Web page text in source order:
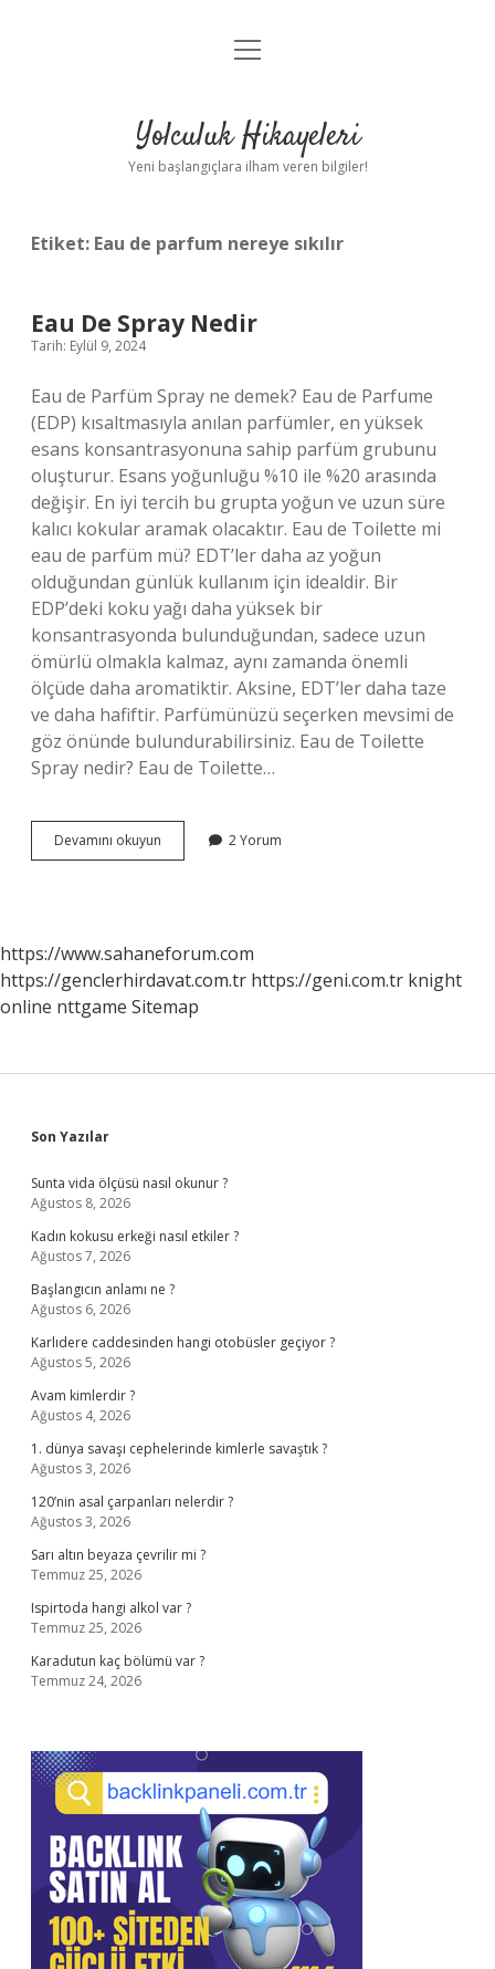
Anasayfa
Yasal Uyarı
menüyü
Yolculuk Hikayeleri
Yeni başlangıçlara ilham veren bilgiler!
Etiket: Eau de parfum nereye sıkılır
Eau De Spray Nedir
Tarih: Eylül 9, 2024
Eau de Parfüm Spray ne demek? Eau de Parfume
(EDP) kısaltmasıyla anılan parfümler, en yüksek
esans konsantrasyonuna sahip parfüm grubunu
oluşturur. Esans yoğunluğu %10 ile %20 arasında
değişir. En iyi tercih bu grupta yoğun ve uzun süre
kalıcı kokular aramak olacaktır. Eau de Toilette mi
eau de parfüm mü? EDT’ler daha az yoğun
olduğundan günlük kullanım için idealdir. Bir
EDP’deki koku yağı daha yüksek bir
konsantrasyonda bulunduğundan, sadece uzun
ömürlü olmakla kalmaz, aynı zamanda önemli
ölçüde daha aromatiktir. Aksine, EDT’ler daha taze
ve daha hafiftir. Parfümünüzü seçerken mevsimi de
göz önünde bulundurabilirsiniz. Eau de Toilette
Spray nedir? Eau de Toilette…
Devamını okuyun
De
2 Yorum
https://www.sahaneforum.com
https://genclerhirdavat.com.tr https://geni.com.tr knight
online nttgame Sitemap
Sidebar
Son Yazılar
Sunta vida ölçüsü nasıl okunur ?
Ağustos 8, 2026
Kadın kokusu erkeği nasıl etkiler ?
Ağustos 7, 2026
Başlangıcın anlamı ne ?
Ağustos 6, 2026
Karlıdere caddesinden hangi otobüsler geçiyor ?
Ağustos 5, 2026
Avam kimlerdir ?
Ağustos 4, 2026
1. dünya savaşı cephelerinde kimlerle savaştık ?
Ağustos 3, 2026
120’nin asal çarpanları nelerdir ?
Ağustos 3, 2026
Sarı altın beyaza çevrilir mi ?
Temmuz 25, 2026
Ispirtoda hangi alkol var ?
Temmuz 25, 2026
Karadutun kaç bölümü var ?
Temmuz 24, 2026